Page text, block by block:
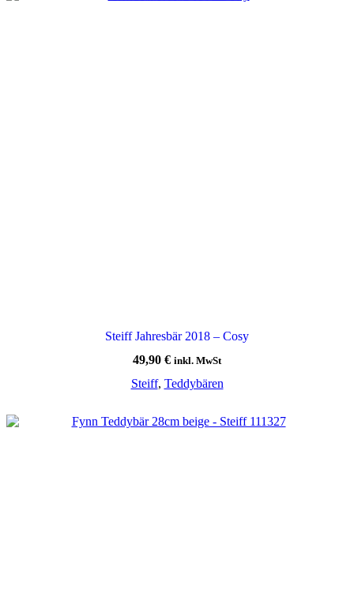
Steiff Jahresbär 2018 – Cosy
49,90 € inkl. MwSt
Steiff, Teddybären